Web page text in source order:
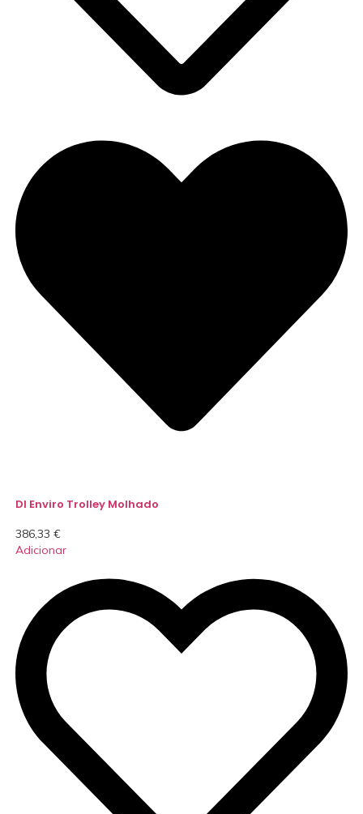
DI Enviro Trolley Molhado
386,33 €
Adicionar